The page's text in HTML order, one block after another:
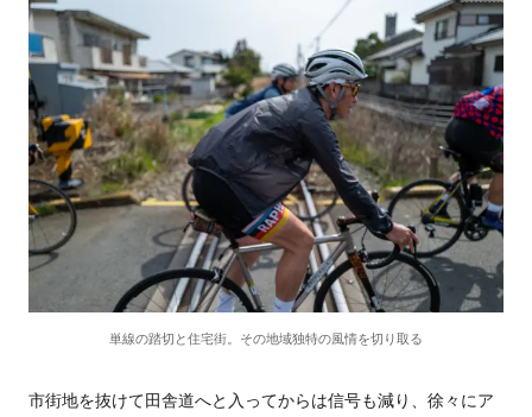
単線の踏切と住宅街。その地域独特の風情を切り取る
市街地を抜けて田舎道へと入ってからは信号も減り、徐々にア